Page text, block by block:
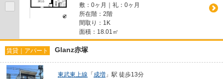
敷：0ヶ月｜礼：0ヶ月
所在階：2階
間取り：1K
面積：18.01㎡
賃貸｜アパート Glanz赤塚
東武東上線 「成増 」駅 徒歩13分